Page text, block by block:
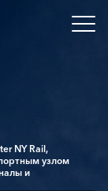
NY Rail,
узлом
и